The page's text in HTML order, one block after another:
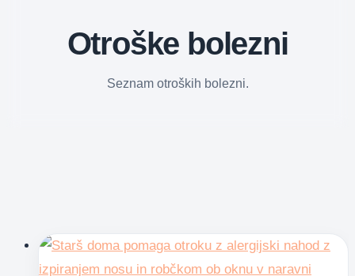
Otroške bolezni
Seznam otroških bolezni.